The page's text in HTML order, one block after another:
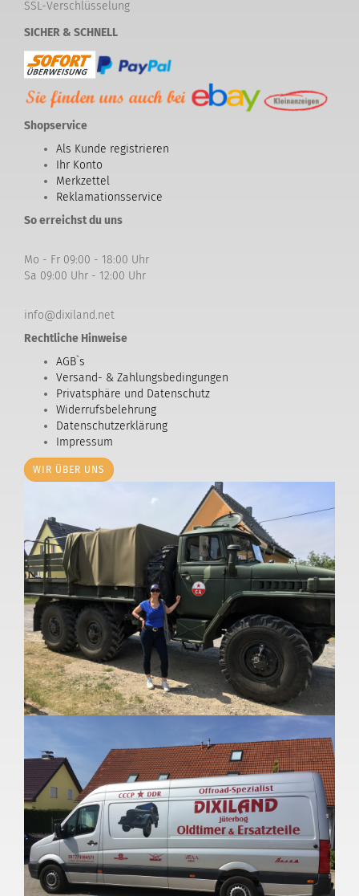
SSL-Verschlüsselung
SICHER & SCHNELL
Shopservice
Als Kunde registrieren
Ihr Konto
Merkzettel
Reklamationsservice
So erreichst du uns
Mo - Fr 09:00 - 18:00 Uhr
Sa 09:00 Uhr - 12:00 Uhr
info@dixiland.net
Rechtliche Hinweise
AGB`s
Versand- & Zahlungsbedingungen
Privatsphäre und Datenschutz
Widerrufsbelehrung
Datenschutzerklärung
Impressum
WIR ÜBER UNS